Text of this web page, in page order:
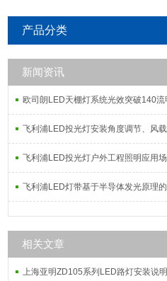
产品分类
新闻资讯
飞利浦LED投光灯安装角度调节、风
飞利浦LED投光灯户外工程照明应用
飞利浦LED灯带基于半导体发光原理
相关文章
上海亚明ZD105系列LED路灯安装说